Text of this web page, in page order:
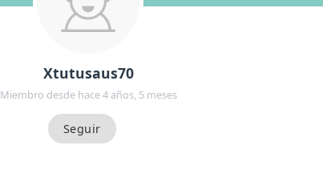
Xtutusaus70
Miembro desde hace 4 años, 5 meses